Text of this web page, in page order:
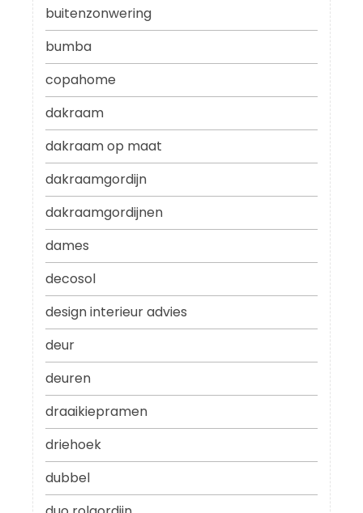
buitenzonwering
bumba
copahome
dakraam
dakraam op maat
dakraamgordijn
dakraamgordijnen
dames
decosol
design interieur advies
deur
deuren
draaikiepramen
driehoek
dubbel